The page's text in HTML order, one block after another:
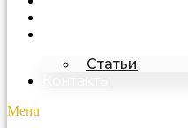
Статьи
Menu